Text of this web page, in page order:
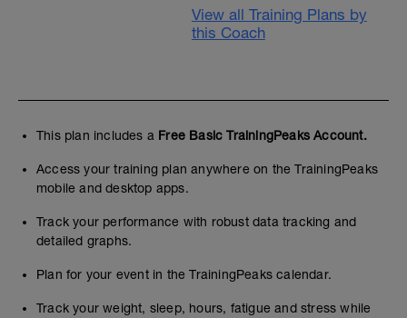
View all Training Plans by
this Coach
This plan includes a Free Basic TrainingPeaks Account.
Access your training plan anywhere on the TrainingPeaks
mobile and desktop apps.
Track your performance with robust data tracking and
detailed graphs.
Plan for your event in the TrainingPeaks calendar.
Track your weight, sleep, hours, fatigue and stress while